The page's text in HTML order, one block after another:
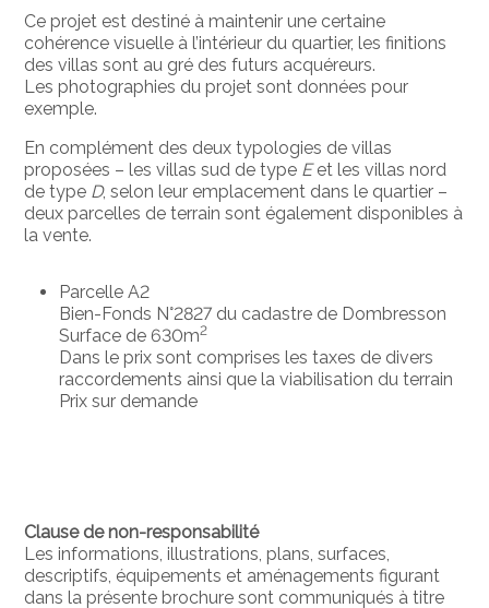
Ce projet est destiné à maintenir une certaine
cohérence visuelle à l’intérieur du quartier, les finitions
des villas sont au gré des futurs acquéreurs.
Les photographies du projet sont données pour
exemple.
En complément des deux typologies de villas
proposées – les villas sud de type Eet les villas nord
de type D, selon leur emplacement dans le quartier –
deux parcelles de terrain sont également disponibles à
la vente.
Parcelle A2
Bien-Fonds N°2827 du cadastre de Dombresson
Surface de 630m2
Dans le prix sont comprises les taxes de divers
raccordements ainsi que la viabilisation du terrain
Prix sur demande
Clause de non-responsabilité
Les informations, illustrations, plans, surfaces,
descriptifs, équipements et aménagements figurant
dans la présente brochure sont communiqués à titre